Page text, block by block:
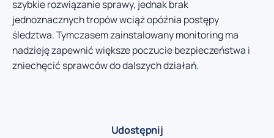
szybkie rozwiązanie sprawy, jednak brak
jednoznacznych tropów wciąż opóźnia postępy
śledztwa. Tymczasem zainstalowany monitoring ma
nadzieję zapewnić większe poczucie bezpieczeństwa i
zniechęcić sprawców do dalszych działań.
Udostępnij